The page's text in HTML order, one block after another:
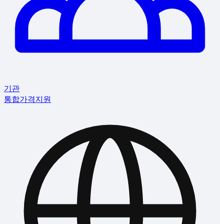
기관
통합가격지원